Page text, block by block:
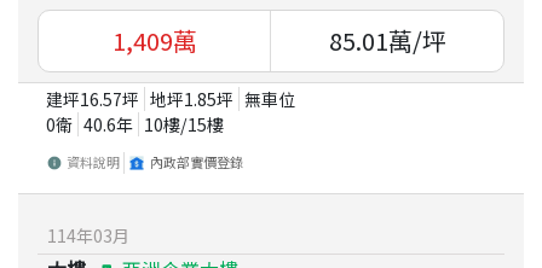
1,409萬 85.01萬/坪
建坪16.57坪 地坪1.85坪 無車位
0衛 40.6年 10樓/15樓
資料說明 內政部實價登錄
114年03月